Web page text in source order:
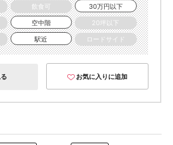
飲食可
30万円以下
空中階
20坪以下
駅近 ロードサイド
お気に入りに追加